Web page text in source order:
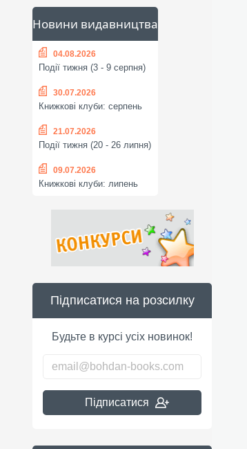
Новини видавництва
04.08.2026
Події тижня (3 - 9 серпня)
30.07.2026
Книжкові клуби: серпень
21.07.2026
Події тижня (20 - 26 липня)
09.07.2026
Книжкові клуби: липень
Підписатися на розсилку
Будьте в курсі усіх новинок!
Підписатися